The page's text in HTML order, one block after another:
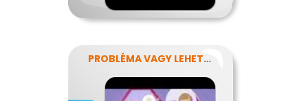
PROBLÉMA VAGY LEHETŐSÉG?